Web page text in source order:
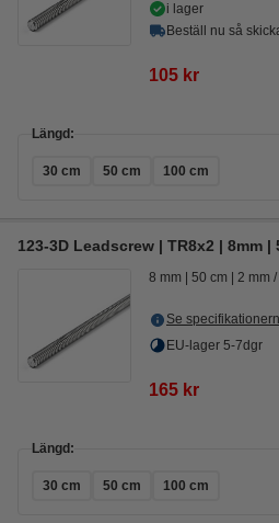
i lager
Beställ nu så
105 kr
Längd:
30 cm 50 cm 100 cm
123-3D Leadscrew | TR8x2 | 8mm |
8 mm 50 cm 2 mm
Se
EU-lager 5-7dgr
165 kr
Längd:
30 cm 50 cm 100 cm